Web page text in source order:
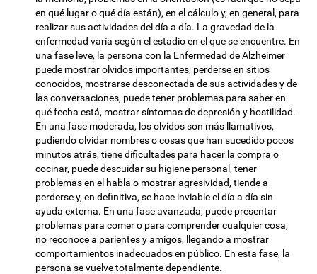
en qué lugar o qué día están), en el cálculo y, en general, para
realizar sus actividades del día a día. La gravedad de la
enfermedad varía según el estadio en el que se encuentre. En
una fase leve, la persona con la Enfermedad de Alzheimer
puede mostrar olvidos importantes, perderse en sitios
conocidos, mostrarse desconectada de sus actividades y de
las conversaciones, puede tener problemas para saber en
qué fecha está, mostrar síntomas de depresión y hostilidad.
En una fase moderada, los olvidos son más llamativos,
pudiendo olvidar nombres o cosas que han sucedido pocos
minutos atrás, tiene dificultades para hacer la compra o
cocinar, puede descuidar su higiene personal, tener
problemas en el habla o mostrar agresividad, tiende a
perderse y, en definitiva, se hace inviable el día a día sin
ayuda externa. En una fase avanzada, puede presentar
problemas para comer o para comprender cualquier cosa,
no reconoce a parientes y amigos, llegando a mostrar
comportamientos inadecuados en público. En esta fase, la
persona se vuelve totalmente dependiente.